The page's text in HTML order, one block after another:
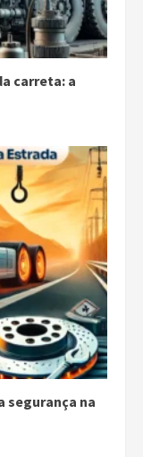
carreta: a
segurança na